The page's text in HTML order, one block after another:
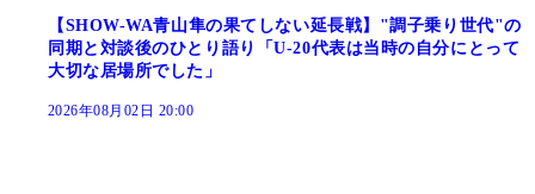
【SHOW-WA青山隼の果てしない延長戦】"調子乗り世代"の
同期と対談後のひとり語り「U-20代表は当時の自分にとって
大切な居場所でした」
2026年08月02日 20:00